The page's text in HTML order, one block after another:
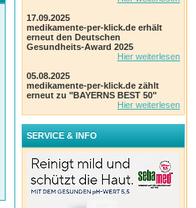
17.09.2025
medikamente-per-klick.de erhält
erneut den Deutschen
Gesundheits-Award 2025
Hier weiterlesen
05.08.2025
medikamente-per-klick.de zählt
erneut zu "BAYERNS BEST 50"
Hier weiterlesen
SERVICE & INFO